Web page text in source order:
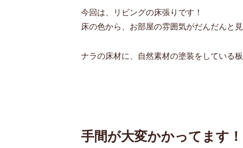
今回は、リビングの床張りです！
床の色から、お部屋の雰囲気がだんだんと
ナラの床材に、自然素材の塗装をしている板
手間が大変かかってます！